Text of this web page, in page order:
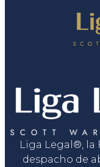
Liga Legal®, la
despacho de